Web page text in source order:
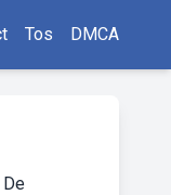
Tos DMCA